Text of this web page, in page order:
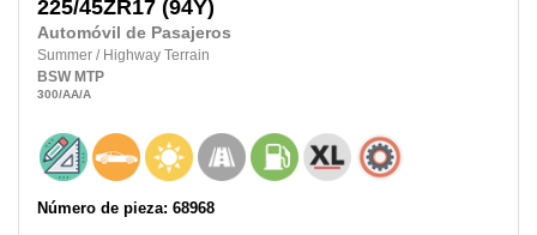
225/45ZR17 (94Y)
Automóvil de Pasajeros
Summer / Highway Terrain
BSW MTP
300/AA/A
Número de pieza: 68968